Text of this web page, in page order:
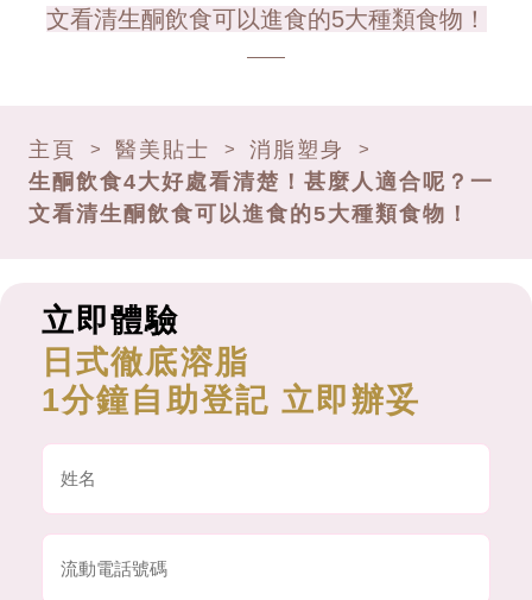
文看清生酮飲食可以進食的5大種類食物！
主頁 > 醫美貼士 > 消脂塑身 >
生酮飲食4大好處看清楚！甚麼人適合呢？一
文看清生酮飲食可以進食的5大種類食物！
立即體驗
日式徹底溶脂
1分鐘自助登記 立即辦妥